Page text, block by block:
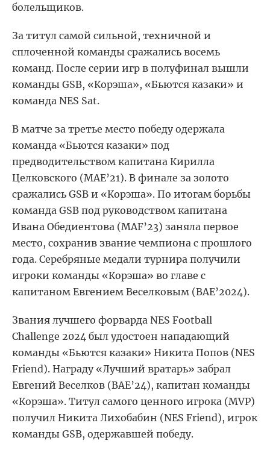
болельщиков.
За титул самой сильной, техничной и
сплоченной команды сражались восемь
команд. После серии игр в полуфинал вышли
команды GSB, «Корэша», «Бьются казаки» и
команда NES Sat.
В матче за третье место победу одержала
команда «Бьются казаки» под
предводительством капитана Кирилла
Целковского (МАЕ’21). В финале за золото
сражались GSB и «Корэша». По итогам борьбы
команда GSB под руководством капитана
Ивана Обедиентова (MAF’23) заняла первое
место, сохранив звание чемпиона с прошлого
года. Серебряные медали турнира получили
игроки команды «Корэша» во главе с
капитаном Евгением Веселковым (ВАЕ’2024).
Звания лучшего форварда NES Football
Challenge 2024 был удостоен нападающий
команды «Бьются казаки» Никита Попов (NES
Friend). Награду «Лучший вратарь» забрал
Евгений Веселков (ВАЕ’24), капитан команды
«Корэша». Титул самого ценного игрока (MVP)
получил Никита Лихобабин (NES Friend), игрок
команды GSB, одержавшей победу.